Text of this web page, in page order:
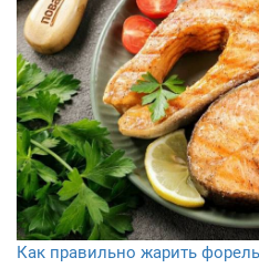
Как правильно жарить